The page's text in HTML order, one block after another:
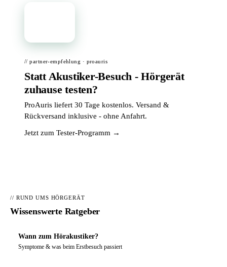
// partner-empfehlung · proauris
Statt Akustiker-Besuch - Hörgerät
zuhause testen?
ProAuris liefert 30 Tage kostenlos. Versand &
Rückversand inklusive - ohne Anfahrt.
Jetzt zum Tester-Programm →
// RUND UMS HÖRGERÄT
Wissenswerte Ratgeber
Wann zum Hörakustiker?
Symptome & was beim Erstbesuch passiert